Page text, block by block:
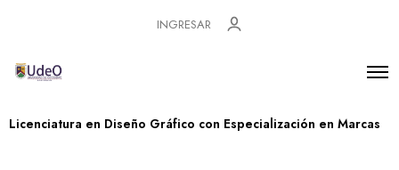
INGRESAR
Licenciatura en Diseño Gráfico con Especialización en Marcas